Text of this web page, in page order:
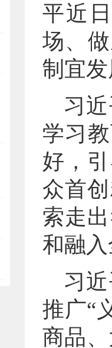
平近
场、
制宜
习
学习
好，
众首
索走
和融
习
推广“
商品